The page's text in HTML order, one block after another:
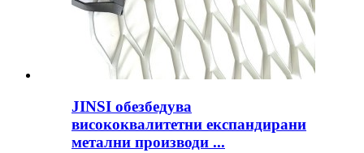
JINSI обезбедува
висококвалитетни експандирани
метални производи ...